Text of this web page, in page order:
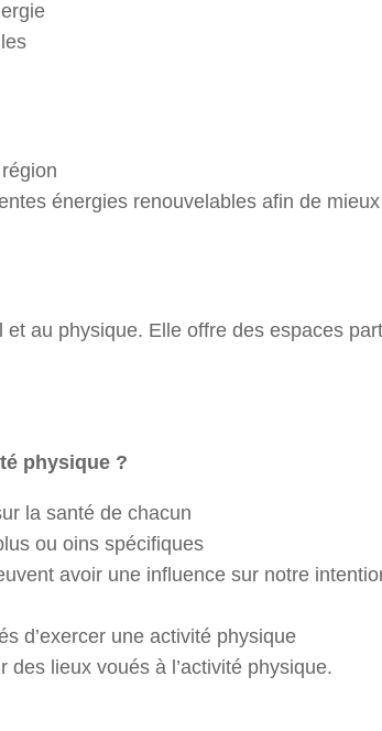
énergies renouvelables afin de
au physique. Elle offre des espaces
physique ?
la santé de chacun
ou oins spécifiques
avoir une influence sur notre
d’exercer une activité physique
des lieux voués à l’activité physique.